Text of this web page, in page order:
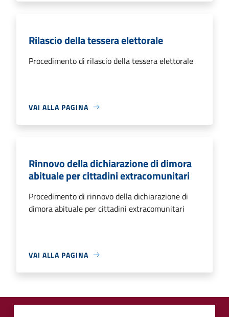
Rilascio della tessera elettorale
Procedimento di rilascio della tessera elettorale
VAI ALLA PAGINA
Rinnovo della dichiarazione di dimora
abituale per cittadini extracomunitari
Procedimento di rinnovo della dichiarazione di
dimora abituale per cittadini extracomunitari
VAI ALLA PAGINA